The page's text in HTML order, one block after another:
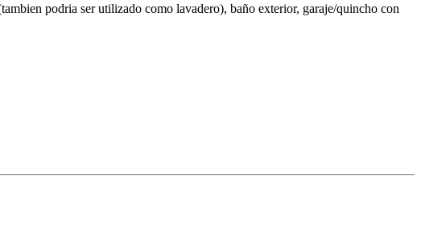
podria ser utilizado como lavadero), baño exterior, garaje/quincho con